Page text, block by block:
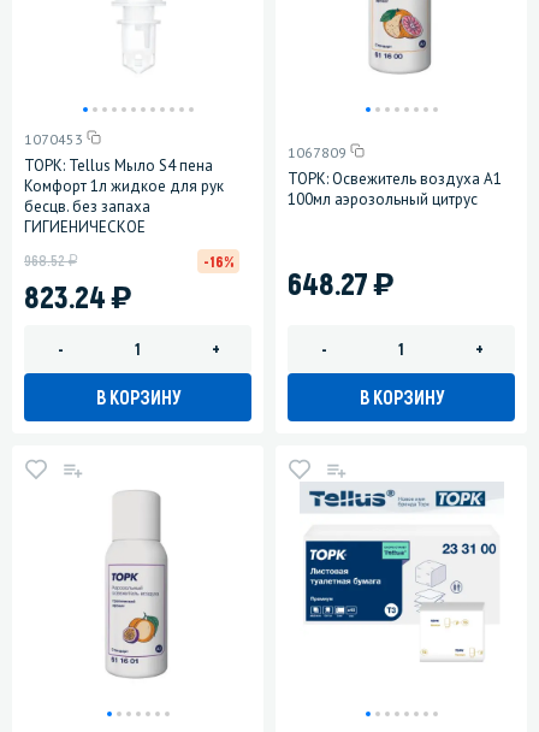
1070453
ТОРК: Tellus Мыло S4 пена
Комфорт 1л жидкое для рук
бесцв. без запаха
ГИГИЕНИЧЕСКОЕ
823.24)
968.52у -16%
- +
В КОРЗИНУ
1067809
ТОРК: Освежитель воздуха A1
100мл аэрозольный цитрус
648.27)
- +
В КОРЗИНУ